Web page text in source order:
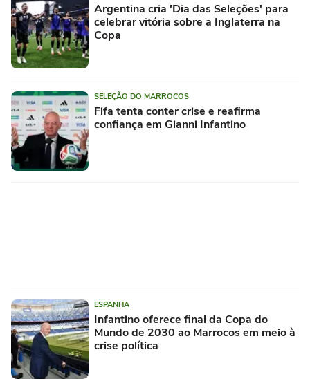
Argentina cria 'Dia das Seleções' para
celebrar vitória sobre a Inglaterra na
Copa
SELEÇÃO DO MARROCOS
Fifa tenta conter crise e reafirma
confiança em Gianni Infantino
ESPANHA
Infantino oferece final da Copa do
Mundo de 2030 ao Marrocos em meio à
crise política